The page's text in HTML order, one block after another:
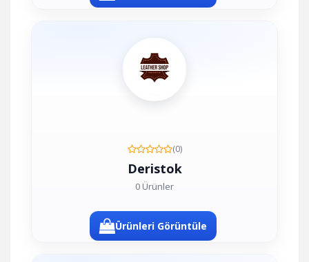
(0)
Deristok
0 Ürünler
Ürünleri Görüntüle